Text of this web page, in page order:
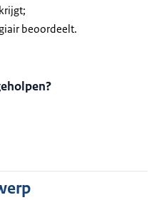
beoordeelt.